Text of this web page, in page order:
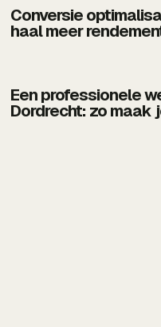
Conversie
haal meer
Een professionele
Dordrecht: zo maak